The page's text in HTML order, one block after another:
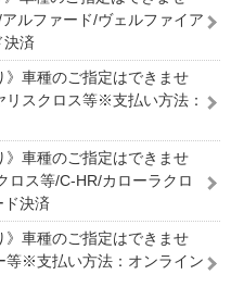
ルファード/ヴェルファイア
決済
》車種のご指定はできませ
スクロス等※支払い方法：
》車種のご指定はできませ
ロス等/C-HR/カローラクロ
決済
》車種のご指定はできませ
等※支払い方法：オンライン